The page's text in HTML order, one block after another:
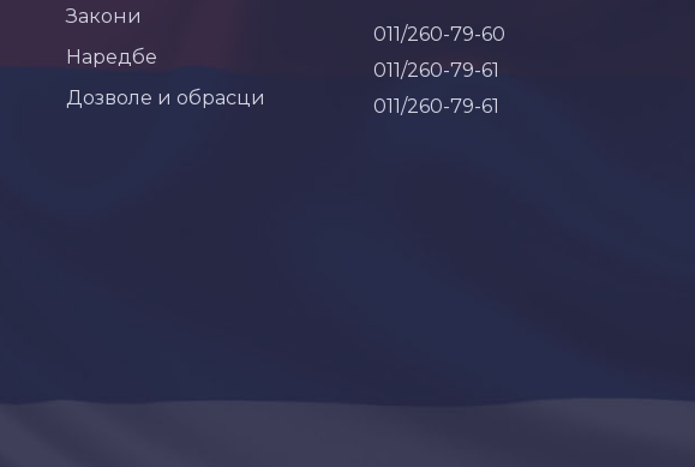
Закони
Наредбе
Дозволе и обрасци
011/260-79-60
011/260-79-61
011/260-79-61